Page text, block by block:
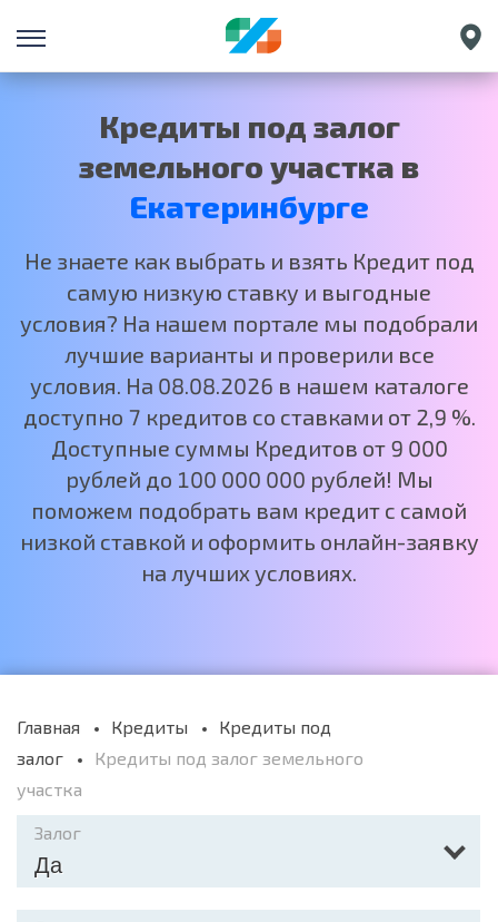
Санкт-Петербург
Нижний Новгород
Москва
Кредиты под залог
земельного участка в
Екатеринбурге
Не знаете как выбрать и взять Кредит под
самую низкую ставку и выгодные
условия? На нашем портале мы подобрали
лучшие варианты и проверили все
условия. На 08.08.2026 в нашем каталоге
доступно 7 кредитов со ставками от 2,9 %.
Доступные суммы Кредитов от 9 000
рублей до 100 000 000 рублей! Мы
поможем подобрать вам кредит с самой
низкой ставкой и оформить онлайн-заявку
на лучших условиях.
Главная Кредиты
Кредиты под
залог
Кредиты под залог земельного
участка
Залог
Да